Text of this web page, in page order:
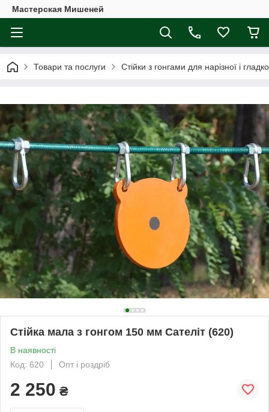
Мастерская Мишеней
Товари та послуги Стійки з гонгами для нарізної і
Стійка мала з гонгом 150 мм Сателіт (620)
В наявності
Код: 620
Опт і роздріб
2 250 ₴